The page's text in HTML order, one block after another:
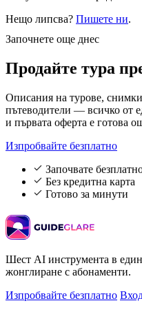
Нещо липсва? Пишете ни.
Започнете още днес
Продайте тура
Описания на турове,
пътеводители — всичко от
и първата оферта е готова
Изпробвайте безплатно
Започвате
Без кредитна карта
Готово за минути
Шест AI инструмента в
жонглиране с абонаменти.
Изпробвайте безплатно